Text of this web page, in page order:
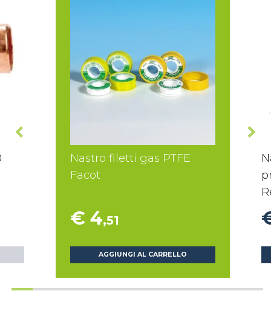
Nastro filetti gas PTFE
Facot
€ 4,51
AGGIUNGI AL CARRELLO